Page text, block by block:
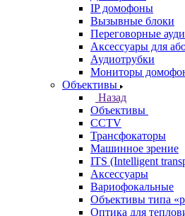
IP домофоны
Вызывные блоки
Переговорные
Аксессуары для
Аудиотрубки
Мониторы
Объективы
Назад
Объективы
CCTV
Трансфокаторы
Машинное зрение
ITS (Intelligent
Аксессуары
Вариофокальные
Объективы типа
Оптика для